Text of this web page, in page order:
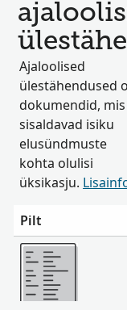
Ajaloolised
ülestähendused
dokumendid, mis
sisaldavad isiku
elusündmuste
kohta olulisi
üksikasju.
Pilt
Rohkem